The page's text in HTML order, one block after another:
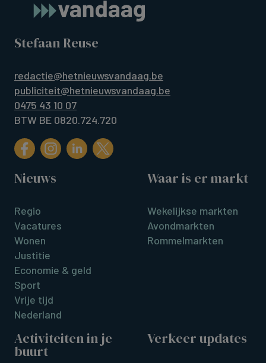
Stefaan Reuse
redactie@hetnieuwsvandaag.be
publiciteit@hetnieuwsvandaag.be
0475 43 10 07
BTW BE 0820.724.720
Nieuws
Regio
Vacatures
Wonen
Justitie
Economie & geld
Sport
Vrije tijd
Nederland
Waar is er markt
Wekelijkse markten
Avondmarkten
Rommelmarkten
Activiteiten in je
buurt
Verkeer updates